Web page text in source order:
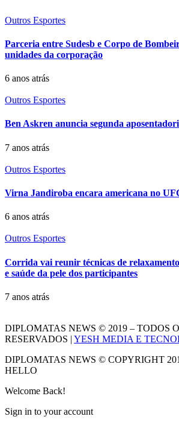
Outros Esportes
Parceria entre Sudesb e Corpo de
unidades da corporação
6 anos atrás
Outros Esportes
Ben Askren anuncia segunda
7 anos atrás
Outros Esportes
Virna Jandiroba encara americana no
6 anos atrás
Outros Esportes
Corrida vai reunir técnicas de
e saúde da pele dos participantes
7 anos atrás
DIPLOMATAS NEWS © 2019 – TODOS
RESERVADOS | YESH MEDIA E
DIPLOMATAS NEWS © COPYRIGHT
HELLO
Welcome Back!
Sign in to your account